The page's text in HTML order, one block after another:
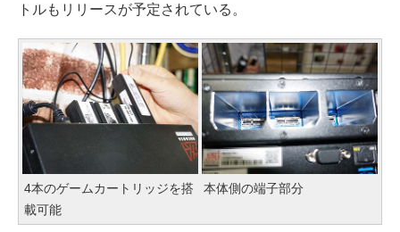
トルもリリースが予定されている。
4本のゲームカートリッジを搭
載可能
本体側の端子部分